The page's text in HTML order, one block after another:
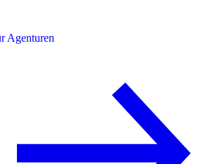
Agenturen